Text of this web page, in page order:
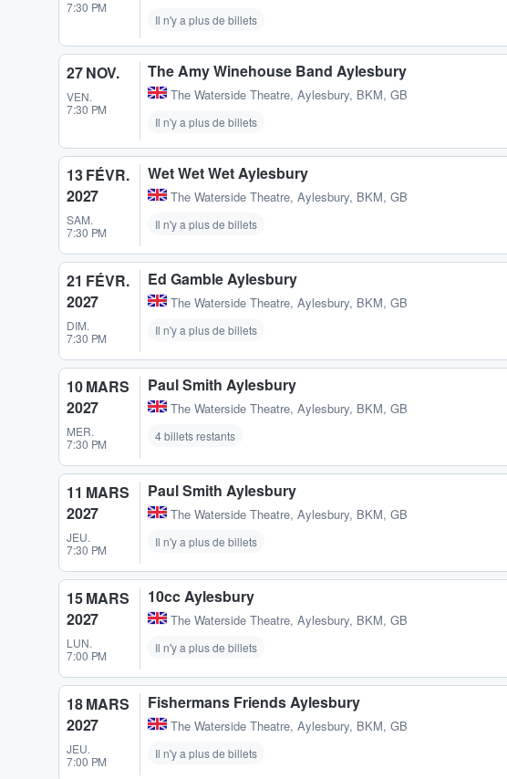
7:30 PM
Il n'y a plus de billets
27 NOV.
VEN.
7:30 PM
The Amy Winehouse Band Aylesbury
The Waterside Theatre, Aylesbury, BKM, GB
Il n'y a plus de billets
13 FÉVR.
2027
SAM.
7:30 PM
Wet Wet Wet Aylesbury
The Waterside Theatre, Aylesbury, BKM, GB
Il n'y a plus de billets
21 FÉVR.
2027
DIM.
7:30 PM
Ed Gamble Aylesbury
The Waterside Theatre, Aylesbury, BKM, GB
Il n'y a plus de billets
10 MARS
2027
MER.
7:30 PM
Paul Smith Aylesbury
The Waterside Theatre, Aylesbury, BKM, GB
4 billets restants
11 MARS
2027
JEU.
7:30 PM
Paul Smith Aylesbury
The Waterside Theatre, Aylesbury, BKM, GB
Il n'y a plus de billets
15 MARS
2027
LUN.
7:00 PM
10cc Aylesbury
The Waterside Theatre, Aylesbury, BKM, GB
Il n'y a plus de billets
18 MARS
2027
JEU.
7:00 PM
Fishermans Friends Aylesbury
The Waterside Theatre, Aylesbury, BKM, GB
Il n'y a plus de billets